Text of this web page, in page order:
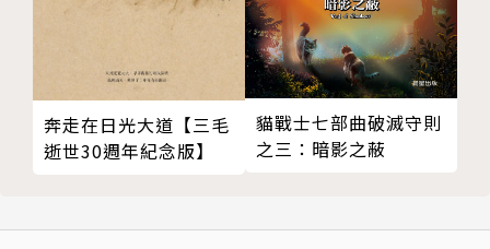
◎「伊斯坦堡之眼」Ara Güler大師攝影◎
帕慕克二○一五年接受《衛報》訪談時，表示《我心中
的陌生人》是部「少數允許工人階級為自己說話的小
說」，在街頭步行叫賣酸奶和卜茶的小販，如何從手工
模式被迫快速習慣商業經濟的高速運作，成為貫穿本書
品。Ara Güler曾獲萊卡名人堂攝影獎、法國榮譽軍團
六、薩蜜荷逃跑了 這事會鬧出人命的
七、第二個女兒 他的人生好像發生在另一人身上
八、資本主義與傳統 梅夫魯特幸福無比的家庭生活
九、加齊區 我們要躲在這裡
十、掃除城市灰塵 我的天哪，哪來這麼多髒東西？
十一、不肯見追求者的女孩 我們只是剛好路過
十三、蘇雷曼惹出麻煩 事情不就是那樣嗎？
奔走在日光大道【三毛
逝世30週年紀念版】
貓戰士七部曲破滅守則
之三：暗影之蔽